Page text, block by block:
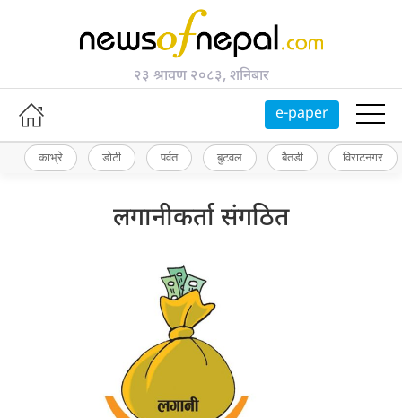
२३ श्रावण २०८३, शनिबार
e-paper
काभ्रे डोटी पर्वत बुटवल बैतडी विराटनगर
लगानीकर्ता संगठित